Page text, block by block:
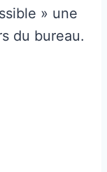
» une
du bureau.